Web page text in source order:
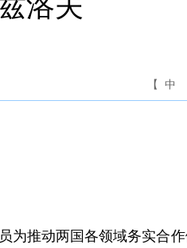
【 中
推动两国各领域务实合作